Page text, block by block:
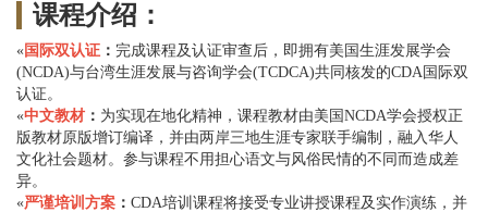
课程介绍：
«国际双认证 ： 完成课程及认证审查后，即拥有美国生涯发展学会
(NCDA)与台湾生涯发展与咨询学会(TCDCA)共同核发的CDA国际双
认证。
«中文教材 ： 为实现在地化精神，课程教材由美国NCDA学会授权正
版教材原版增订编译，并由两岸三地生涯专家联手编制，融入华人
文化社会题材。参与课程不用担心语文与风俗民情的不同而造成差
异。
«严谨培训方案 ： CDA培训课程将接受专业讲授课程及实作演练，并